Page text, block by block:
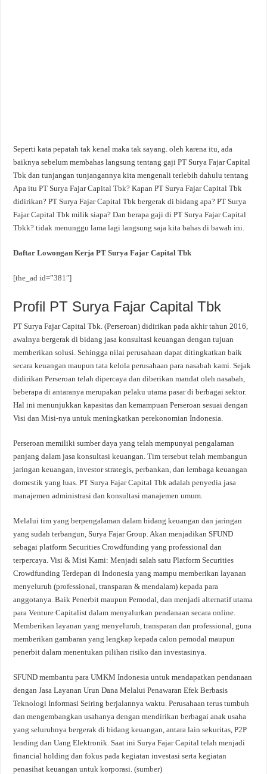
Seperti kata pepatah tak kenal maka tak sayang. oleh karena itu, ada
baiknya sebelum membahas langsung tentang gaji PT Surya Fajar Capital
Tbk dan tunjangan tunjangannya kita mengenali terlebih dahulu tentang
Apa itu PT Surya Fajar Capital Tbk? Kapan PT Surya Fajar Capital Tbk
didirikan? PT Surya Fajar Capital Tbk bergerak di bidang apa? PT Surya
Fajar Capital Tbk milik siapa? Dan berapa gaji di PT Surya Fajar Capital
Tbkk? tidak menunggu lama lagi langsung saja kita bahas di bawah ini.
Daftar Lowongan Kerja PT Surya Fajar Capital Tbk
[the_ad id=”381″]
Profil PT Surya Fajar Capital Tbk
PT Surya Fajar Capital Tbk. (Perseroan) didirikan pada akhir tahun 2016,
awalnya bergerak di bidang jasa konsultasi keuangan dengan tujuan
memberikan solusi. Sehingga nilai perusahaan dapat ditingkatkan baik
secara keuangan maupun tata kelola perusahaan para nasabah kami. Sejak
didirikan Perseroan telah dipercaya dan diberikan mandat oleh nasabah,
beberapa di antaranya merupakan pelaku utama pasar di berbagai sektor.
Hal ini menunjukkan kapasitas dan kemampuan Perseroan sesuai dengan
Visi dan Misi-nya untuk meningkatkan perekonomian Indonesia.
Perseroan memiliki sumber daya yang telah mempunyai pengalaman
panjang dalam jasa konsultasi keuangan. Tim tersebut telah membangun
jaringan keuangan, investor strategis, perbankan, dan lembaga keuangan
domestik yang luas. PT Surya Fajar Capital Tbk adalah penyedia jasa
manajemen administrasi dan konsultasi manajemen umum.
Melalui tim yang berpengalaman dalam bidang keuangan dan jaringan
yang sudah terbangun, Surya Fajar Group. Akan menjadikan SFUND
sebagai platform Securities Crowdfunding yang professional dan
terpercaya. Visi & Misi Kami: Menjadi salah satu Platform Securities
Crowdfunding Terdepan di Indonesia yang mampu memberikan layanan
menyeluruh (professional, transparan & mendalam) kepada para
anggotanya. Baik Penerbit maupun Pemodal, dan menjadi alternatif utama
para Venture Capitalist dalam menyalurkan pendanaan secara online.
Memberikan layanan yang menyeluruh, transparan dan professional, guna
memberikan gambaran yang lengkap kepada calon pemodal maupun
penerbit dalam menentukan pilihan risiko dan investasinya.
SFUND membantu para UMKM Indonesia untuk mendapatkan pendanaan
dengan Jasa Layanan Urun Dana Melalui Penawaran Efek Berbasis
Teknologi Informasi Seiring berjalannya waktu. Perusahaan terus tumbuh
dan mengembangkan usahanya dengan mendirikan berbagai anak usaha
yang seluruhnya bergerak di bidang keuangan, antara lain sekuritas, P2P
lending dan Uang Elektronik. Saat ini Surya Fajar Capital telah menjadi
financial holding dan fokus pada kegiatan investasi serta kegiatan
penasihat keuangan untuk korporasi. (sumber)